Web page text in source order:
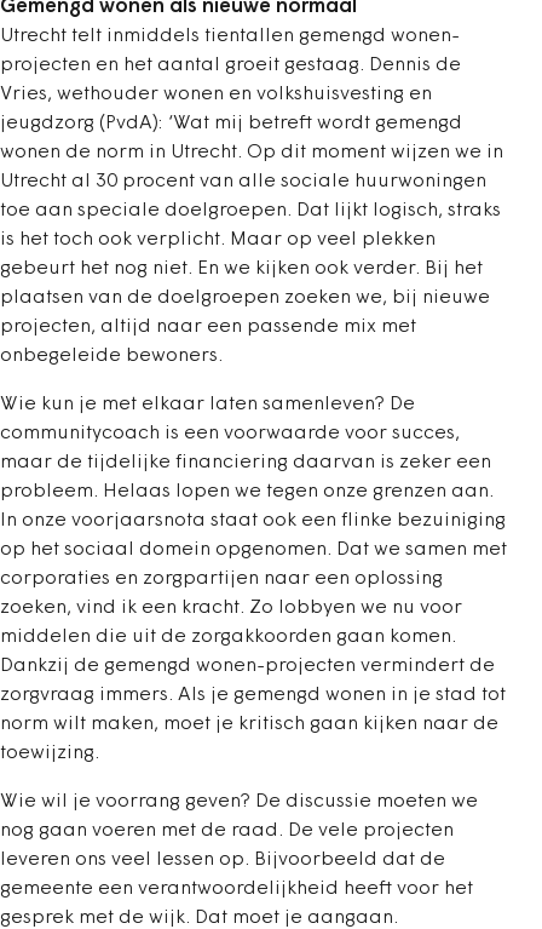
Gemengd wonen als nieuwe normaal
Utrecht telt inmiddels tientallen gemengd wonen-
projecten en het aantal groeit gestaag. Dennis de
Vries, wethouder wonen en volkshuisvesting en
jeugdzorg (PvdA): ‘Wat mij betreft wordt gemengd
wonen de norm in Utrecht. Op dit moment wijzen we in
Utrecht al 30 procent van alle sociale huurwoningen
toe aan speciale doelgroepen. Dat lijkt logisch, straks
is het toch ook verplicht. Maar op veel plekken
gebeurt het nog niet. En we kijken ook verder. Bij het
plaatsen van de doelgroepen zoeken we, bij nieuwe
projecten, altijd naar een passende mix met
onbegeleide bewoners.
Wie kun je met elkaar laten samenleven? De
communitycoach is een voorwaarde voor succes,
maar de tijdelijke financiering daarvan is zeker een
probleem. Helaas lopen we tegen onze grenzen aan.
In onze voorjaarsnota staat ook een flinke bezuiniging
op het sociaal domein opgenomen. Dat we samen met
corporaties en zorgpartijen naar een oplossing
zoeken, vind ik een kracht. Zo lobbyen we nu voor
middelen die uit de zorgakkoorden gaan komen.
Dankzij de gemengd wonen-projecten vermindert de
zorgvraag immers. Als je gemengd wonen in je stad tot
norm wilt maken, moet je kritisch gaan kijken naar de
toewijzing.
Wie wil je voorrang geven? De discussie moeten we
nog gaan voeren met de raad. De vele projecten
leveren ons veel lessen op. Bijvoorbeeld dat de
gemeente een verantwoordelijkheid heeft voor het
gesprek met de wijk. Dat moet je aangaan.